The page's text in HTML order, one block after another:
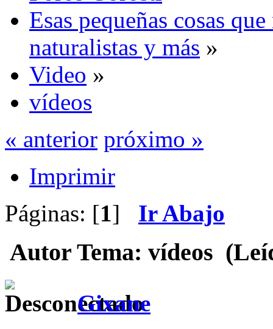
Esas pequeñas cosas
naturalistas y más »
Video »
vídeos
« anterior próximo »
Imprimir
Páginas: [1] Ir Abajo
Autor Tema: vídeos
Gixane